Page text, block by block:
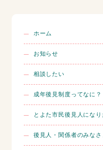
ホーム
お知らせ
相談したい
成年後見制度ってなに？
とよた市民後見人にな
後見人・関係者のみなさ